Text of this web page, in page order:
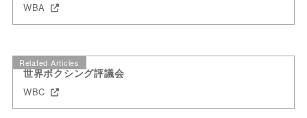
WBA
Related Articles
世界ボクシング評議会
WBC